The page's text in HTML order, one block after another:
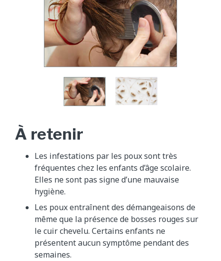
À retenir
Les infestations par les poux sont très
fréquentes chez les enfants d’âge scolaire.
Elles ne sont pas signe d’une mauvaise
hygiène.
Les poux entraînent des démangeaisons de
même que la présence de bosses rouges sur
le cuir chevelu. Certains enfants ne
présentent aucun symptôme pendant des
semaines.